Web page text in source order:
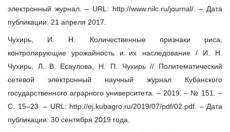
электронный журнал. – URL: http://www.nilc.ru/journal/. – Дата
публикации: 21 апреля 2017.
Чухирь, И. Н. Количественные признаки риса,
контролирующие урожайность и их наследование / И. Н.
Чухирь, Л. В. Есаулова, Н. П. Чухирь // Политематический
сетевой электронный научный журнал Кубанского
государственного аграрного университета. – 2019. – № 151. –
С. 15–23. – URL: http://ej.kubagro.ru/2019/07/pdf/02.pdf. – Дата
публикации: 30 сентября 2019 года.